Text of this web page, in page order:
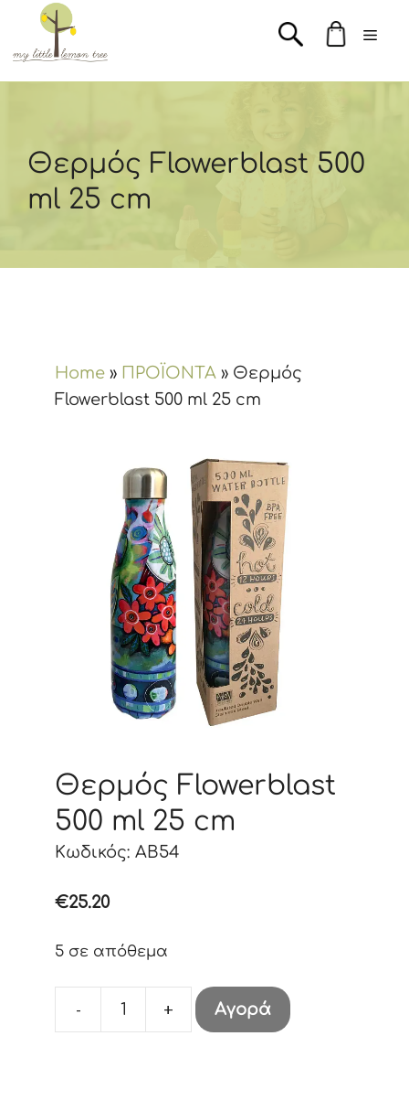
Μετάβαση
περιεχόμενο
Θερμός Flowerblast 500
ml 25 cm
Home » ΠΡΟΪΟΝΤΑ » Θερμός
Flowerblast 500 ml 25 cm
Θερμός Flowerblast
500 ml 25 cm
Κωδικός: AB54
€25.20
5 σε απόθεμα
-
Θερμός
+ Αγορά